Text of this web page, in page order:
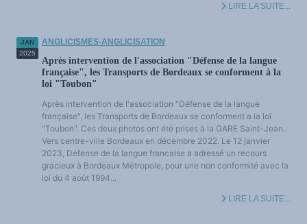
Multilinguismes et plurilinguismes
Politiques et droits linguistiques
Dynamique des langues
Langues et histoire
Langues, sciences et philosophie
Science ouverte
Terminologie
Textes de référence
DOSSIERS THÉMATIQUES
Education et recherche
Culture et industries culturelles
Economique et social
International
Accès au dictionnaire des anglicismes
Accéder à la plateforme pour la traduction (en construction)
Accéder au site de l'OPA (Observatoire du plurilinguisme en Afrique)
LIRE LA SUITE...
JAN
2025
ANGLICISMES-ANGLICISATION
Après intervention de l'association "Défense de la langue
française", les Transports de Bordeaux se conforment à la
loi "Toubon"
Après intervention de l'association "Défense de la langue
française", les Transports de Bordeaux se conforment a la loi
"Toubon". Ces deux photos ont été prises à la GARE Saint-Jean.
Vers centre-ville Bordeaux en décembre 2022. Le 12 janvier
2023, Défense de la langue francaise a adressé un recours
gracieux à Bordeaux Métropole, pour une non conformité avec la
loi du 4 août 1994...
LIRE LA SUITE...